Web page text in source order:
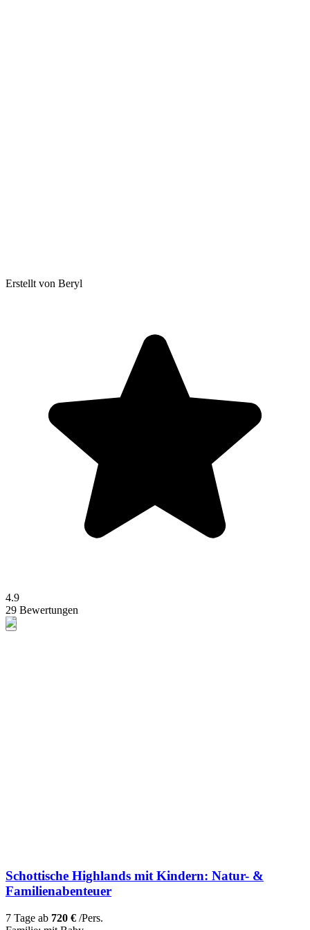
Erstellt von Beryl
4.9
29 Bewertungen
Schottische Highlands mit Kindern: Natur- &
Familienabenteuer
7 Tage ab 720 € /Pers.